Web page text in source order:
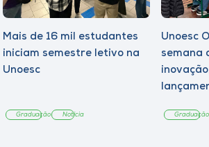
Mais de 16 mil estudantes
iniciam semestre letivo na
Unoesc
Graduação Notícia
Unoesc
semana
Graduação